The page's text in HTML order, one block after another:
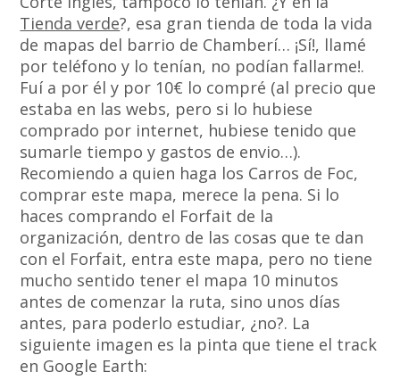
Tienda verde?, esa gran tienda de toda la vida
de mapas del barrio de Chamberí… ¡Sí!, llamé
por teléfono y lo tenían, no podían fallarme!.
Fuí a por él y por 10€ lo compré (al precio que
estaba en las webs, pero si lo hubiese
comprado por internet, hubiese tenido que
sumarle tiempo y gastos de envio…).
Recomiendo a quien haga los Carros de Foc,
comprar este mapa, merece la pena. Si lo
haces comprando el Forfait de la
organización, dentro de las cosas que te dan
con el Forfait, entra este mapa, pero no tiene
mucho sentido tener el mapa 10 minutos
antes de comenzar la ruta, sino unos días
antes, para poderlo estudiar, ¿no?. La
siguiente imagen es la pinta que tiene el track
en Google Earth: